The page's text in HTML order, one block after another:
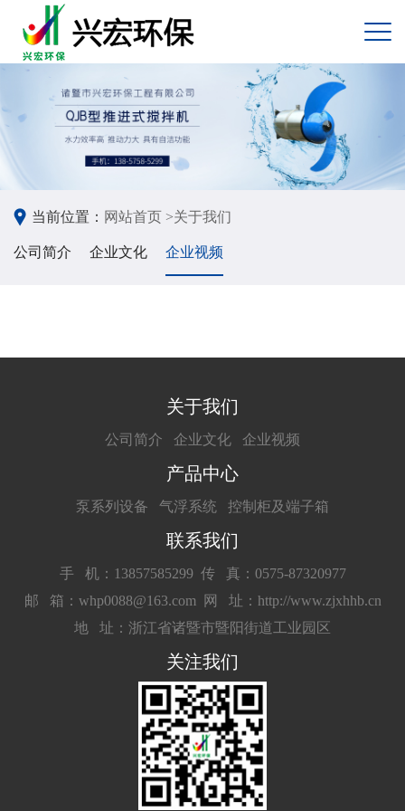
当前位置： 网站首页 >关于我们
公司简介 企业文化 企业视频
关于我们
公司简介 企业文化 企业视频
产品中心
泵系列设备 气浮系统 控制柜及端子箱
联系我们
手 机：13857585299 传 真：0575-87320977
邮 箱：whp0088@163.com
网 址：http://www.zjxhhb.cn
地 址：浙江省诸暨市暨阳街道工业园区
关注我们